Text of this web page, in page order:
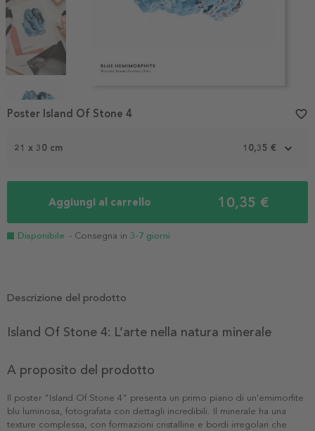
1
21 x 30 cm 10,35 €
Aggiungi al carrello 10,35 €
Disponibile - Consegna in 3-7 giorni
Poster Island Of Stone 4 favorite_border
Descrizione del prodotto
Island Of Stone 4: L’arte nella natura minerale
A proposito del prodotto
Il poster "Island Of Stone 4" presenta un primo piano di un'emimorfite
blu luminosa, fotografata con dettagli incredibili. Il minerale ha una
texture complessa, con formazioni cristalline e bordi irregolari che